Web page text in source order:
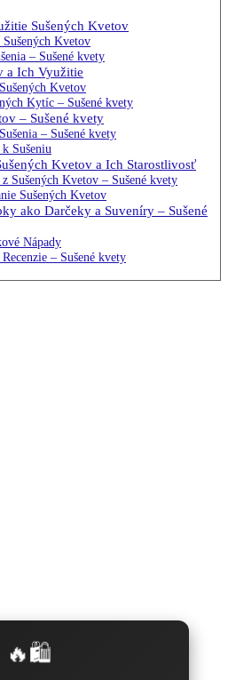
Sušených Kvetov
Kvetov
– Sušené kvety
a Ich Využitie
Kvetov
Kytíc – Sušené kvety
– Sušené kvety
– Sušené kvety
Sušeniu
Kvetov a Ich Starostlivosť
Sušených Kvetov – Sušené kvety
Sušených Kvetov
ako Darčeky a Suveníry – Sušené
Nápady
– Sušené kvety
🔥🛍️